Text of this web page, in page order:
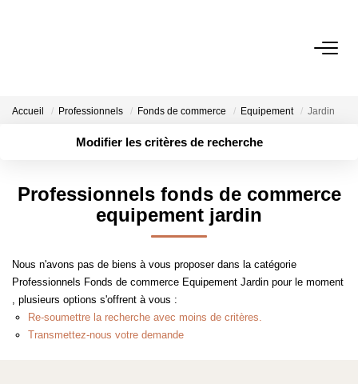
GESTION
NOTRE AGENCE
Qui Sommes-Nous
Notre Équipe
Accueil Professionnels Fonds de commerce Equipement Jardin
Modifier les critères de recherche
Type de bien
Plus de critères
Professionnels fonds de commerce
equipement jardin
Nous n'avons pas de biens à vous proposer dans la catégorie
Professionnels Fonds de commerce Equipement Jardin pour le moment
, plusieurs options s'offrent à vous :
Re-soumettre la recherche avec moins de critères.
Transmettez-nous votre demande